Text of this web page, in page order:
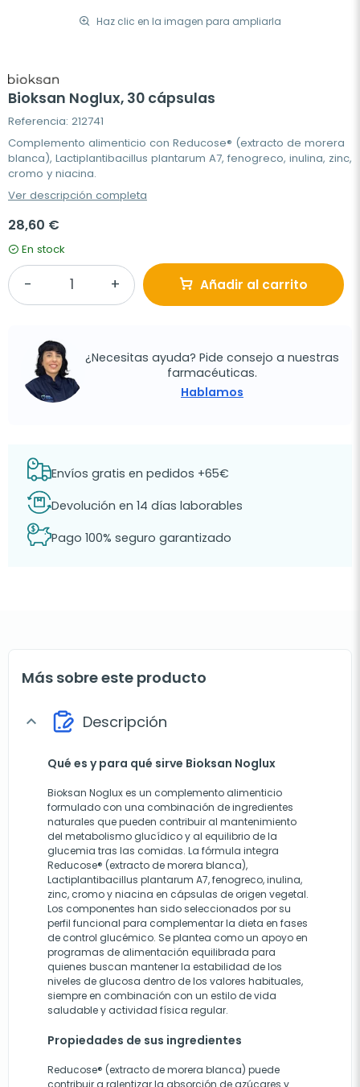
Haz clic en la imagen para ampliarla
Bioksan Noglux, 30 cápsulas
Referencia: 212741
Complemento alimenticio con Reducose® (extracto de morera
blanca), Lactiplantibacillus plantarum A7, fenogreco, inulina, zinc,
cromo y niacina.
Ver descripción completa
28,60 €
En stock
Añadir al carrito
¿Necesitas ayuda? Pide consejo a nuestras
farmacéuticas.
Hablamos
Envíos gratis en pedidos +65€
Devolución en 14 días laborables
Pago 100% seguro garantizado
Más sobre este producto
expand_more Descripción
Qué es y para qué sirve Bioksan Noglux
Bioksan Noglux es un complemento alimenticio
formulado con una combinación de ingredientes
naturales que pueden contribuir al mantenimiento
del metabolismo glucídico y al equilibrio de la
glucemia tras las comidas. La fórmula integra
Reducose® (extracto de morera blanca),
Lactiplantibacillus plantarum A7, fenogreco, inulina,
zinc, cromo y niacina en cápsulas de origen vegetal.
Los componentes han sido seleccionados por su
perfil funcional para complementar la dieta en fases
de control glucémico. Se plantea como un apoyo en
programas de alimentación equilibrada para
quienes buscan mantener la estabilidad de los
niveles de glucosa dentro de los valores habituales,
siempre en combinación con un estilo de vida
saludable y actividad física regular.
Propiedades de sus ingredientes
Reducose® (extracto de morera blanca) puede